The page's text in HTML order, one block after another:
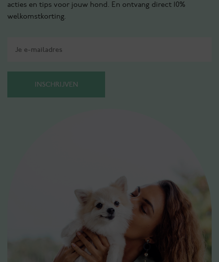
acties en tips voor jouw hond. En ontvang direct 10%
welkomstkorting.